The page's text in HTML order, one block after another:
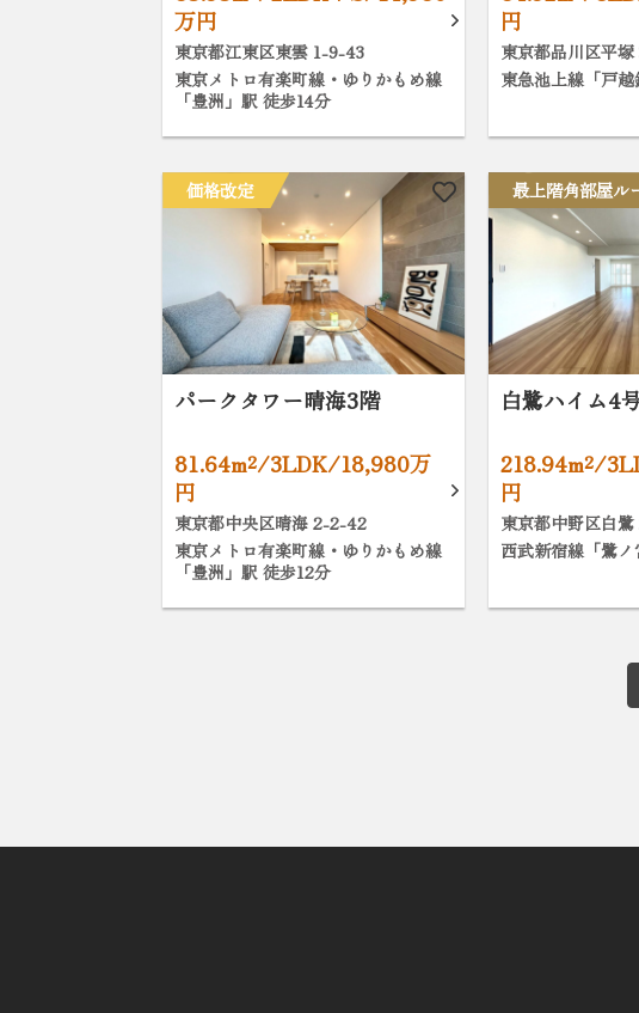
万円
東京都江東区東雲 1-9-43
東京メトロ有楽町線・ゆりかもめ線
「豊洲」駅 徒歩14分
円
東京都品川区平
東急池上線「戸
価格改定
パークタワー晴海3階
81.64m²/3LDK/18,980万
円
東京都中央区晴海 2-2-42
東京メトロ有楽町線・ゆりかもめ線
「豊洲」駅 徒歩12分
最上階角部屋ル
白鷺ハイム4
218.94m²/
円
東京都中野区白
西武新宿線「鷺